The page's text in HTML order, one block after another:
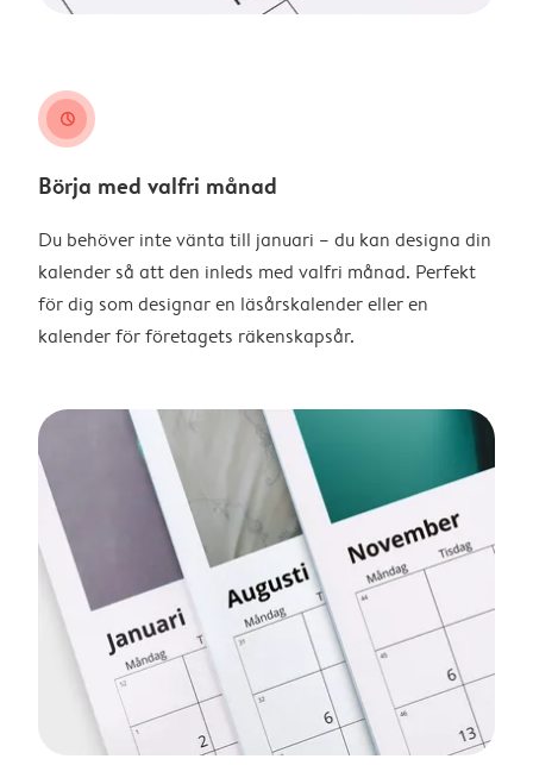
clock
Börja med valfri månad
Du behöver inte vänta till januari – du kan designa din
kalender så att den inleds med valfri månad. Perfekt
för dig som designar en läsårskalender eller en
kalender för företagets räkenskapsår.